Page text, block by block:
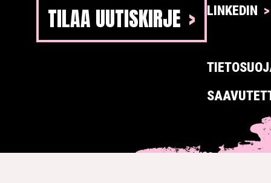
TILAA UUTISKIRJE
LINKEDIN